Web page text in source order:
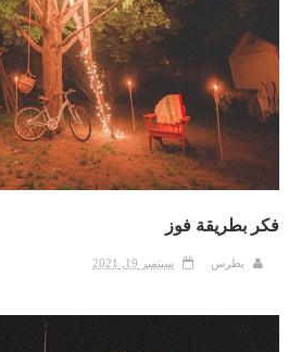
فكر بطريقة فوز
بطرس سبتمبر 19, 2021